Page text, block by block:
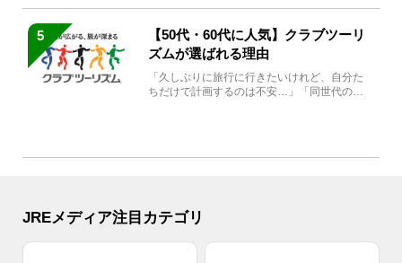
5
【50代・60代に人気】クラブツーリ
ズムが選ばれる理由
「久しぶりに旅行に行きたいけれど、自分た
ちだけで計画するのは不安…」「同世代の方
JREメディア注目カテゴリ